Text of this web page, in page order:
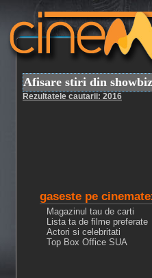
Afisare stiri din
Rezultatele cautarii: 2016
gaseste pe
Magazinul tau de carti
Lista ta de filme preferate
Actori si celebritati
Top Box Office SUA